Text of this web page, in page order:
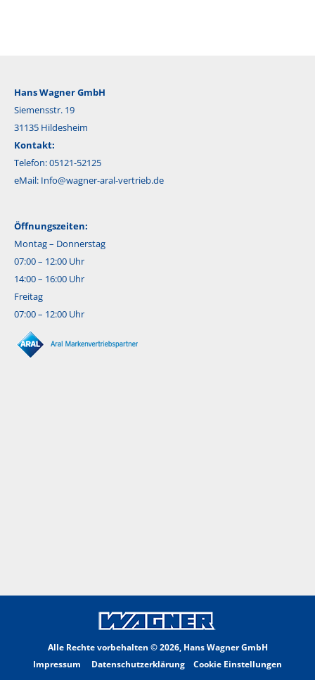
Hans Wagner GmbH
Siemensstr. 19
31135 Hildesheim
Kontakt:
Telefon: 05121-52125
eMail: Info@wagner-aral-vertrieb.de
Öffnungszeiten:
Montag – Donnerstag
07:00 – 12:00 Uhr
14:00 – 16:00 Uhr
Freitag
07:00 – 12:00 Uhr
Alle Rechte vorbehalten ©2026, Hans Wagner GmbH
Impressum
Datenschutzerklärung Cookie Einstellungen